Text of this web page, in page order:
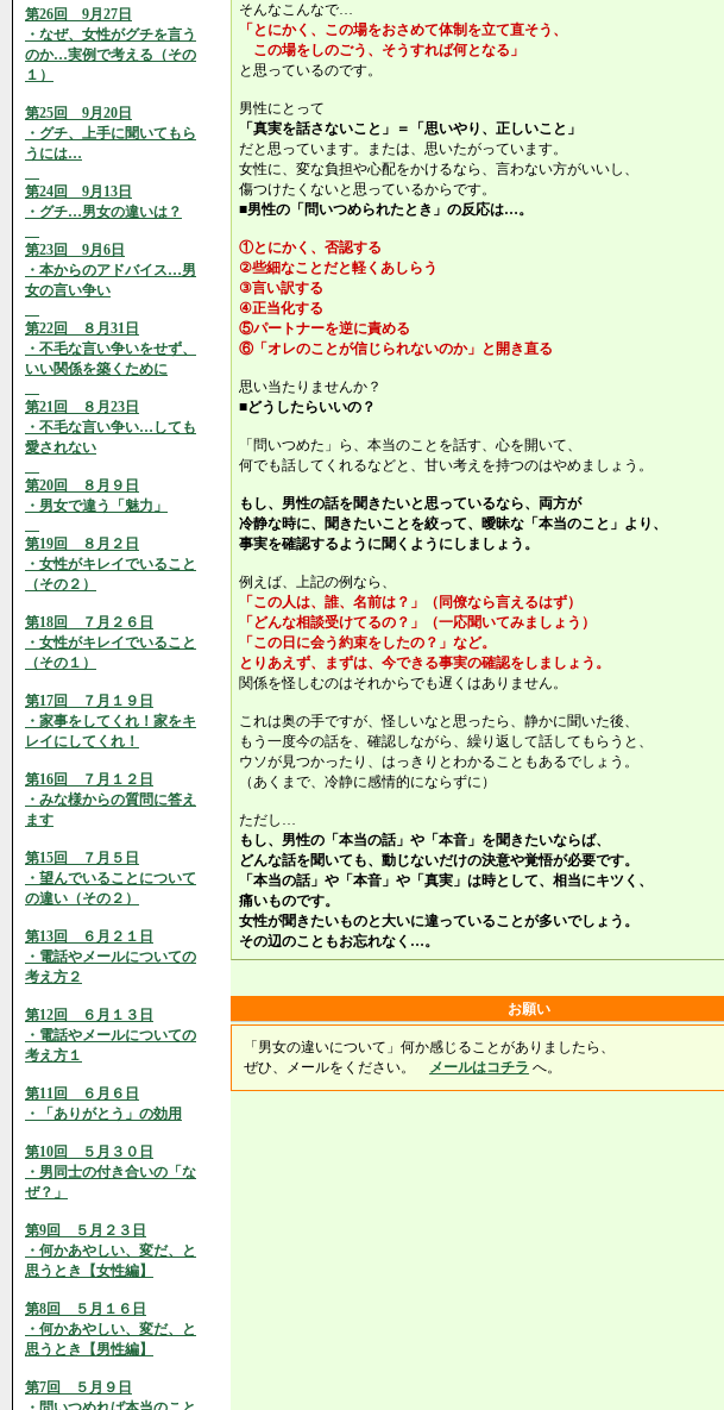
第26回 9月27日
・なぜ、女性がグチを言う
のか…実例で考える（その
１）
第25回 9月20日
・グチ、上手に聞いてもら
うには…
第24回 9月13日
・グチ…男女の違いは？
第23回 9月6日
・本からのアドバイス…男
女の言い争い
第22回 ８月31日
・不毛な言い争いをせず、
いい関係を築くために
第21回 ８月23日
・不毛な言い争い…しても
愛されない
第20回 ８月９日
・男女で違う「魅力」
第19回 ８月２日
・女性がキレイでいること
（その２）
第18回 ７月２６日
・女性がキレイでいること
（その１）
第17回 ７月１９日
・家事をしてくれ！家をキ
レイにしてくれ！
第16回 ７月１２日
・みな様からの質問に答え
ます
第15回 ７月５日
・望んでいることについて
の違い（その２）
第13回 ６月２１日
・電話やメールについての
考え方２
第12回 ６月１３日
・電話やメールについての
考え方１
第11回 ６月６日
・「ありがとう」の効用
第10回 ５月３０日
・男同士の付き合いの「な
ぜ？」
第9回 ５月２３日
・何かあやしい、変だ、と
思うとき【女性編】
第8回 ５月１６日
・何かあやしい、変だ、と
思うとき【男性編】
第7回 ５月９日
そんなこんなで…
「とにかく、この場をおさめて体制を立て直そう、
この場をしのごう、そうすれば何となる」
と思っているのです。
男性にとって
「真実を話さないこと」＝「思いやり、正しいこと」
だと思っています。または、思いたがっています。
女性に、変な負担や心配をかけるなら、言わない方がいいし、
傷つけたくないと思っているからです。
■男性の「問いつめられたとき」の反応は…。
①とにかく、否認する
②些細なことだと軽くあしらう
③言い訳する
④正当化する
⑤パートナーを逆に責める
⑥「オレのことが信じられないのか」と開き直る
思い当たりませんか？
■どうしたらいいの？
「問いつめた」ら、本当のことを話す、心を開いて、
何でも話してくれるなどと、甘い考えを持つのはやめましょう。
もし、男性の話を聞きたいと思っているなら、両方が
冷静な時に、聞きたいことを絞って、曖昧な「本当のこと」より、
事実を確認するように聞くようにしましょう。
例えば、上記の例なら、
「この人は、誰、名前は？」（同僚なら言えるはず）
「どんな相談受けてるの？」（一応聞いてみましょう）
「この日に会う約束をしたの？」など。
とりあえず、まずは、今できる事実の確認をしましょう。
関係を怪しむのはそれからでも遅くはありません。
これは奥の手ですが、怪しいなと思ったら、静かに聞いた後、
もう一度今の話を、確認しながら、繰り返して話してもらうと、
ウソが見つかったり、はっきりとわかることもあるでしょう。
（あくまで、冷静に感情的にならずに）
ただし…
もし、男性の「本当の話」や「本音」を聞きたいならば、
どんな話を聞いても、動じないだけの決意や覚悟が必要です。
「本当の話」や「本音」や「真実」は時として、相当にキツく、
痛いものです。
女性が聞きたいものと大いに違っていることが多いでしょう。
その辺のこともお忘れなく…。
お願い
「男女の違いについて」何か感じることがありましたら、
ぜひ、メールをください。 メールはコチラ へ。